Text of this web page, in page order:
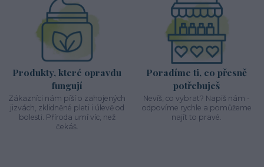
Produkty, které opravdu
fungují
Zákazníci nám píší o zahojených
jizvách, zklidněné pleti i úlevě od
bolesti. Příroda umí víc, než
čekáš.
Poradíme ti, co přesně
potřebuješ
Nevíš, co vybrat? Napiš nám -
odpovíme rychle a pomůžeme
najít to pravé.